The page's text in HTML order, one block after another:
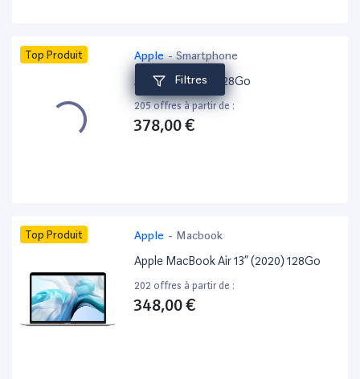
Filtres
Top Produit Apple- Smartphone
Apple iPhone 15 128Go
205 offres à partir de :
378,00 €
Top Produit Apple - Macbook
Apple MacBook Air 13” (2020) 128Go
202 offres à partir de :
348,00 €